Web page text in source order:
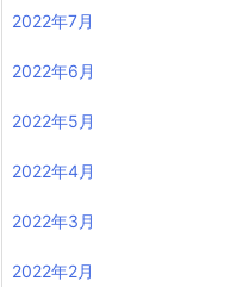
2022年7月
2022年6月
2022年5月
2022年4月
2022年3月
2022年2月